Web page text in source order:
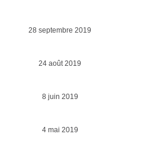
28 septembre 2019
24 août 2019
8 juin 2019
4 mai 2019